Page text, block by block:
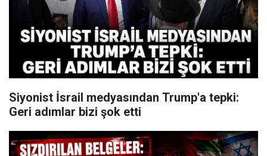
Siyonist İsrail medyasından Trump'a tepki:
Geri adımlar bizi şok etti